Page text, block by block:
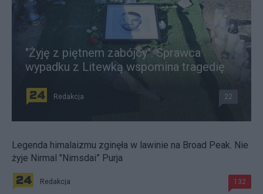
"Żyję z piętnem zabójcy". Sprawca
wypadku z Litewką wspomina tragedię
Redakcja 22
Legenda himalaizmu zginęła w lawinie na Broad Peak. Nie
żyje Nirmal "Nimsdai” Purja
Redakcja 132